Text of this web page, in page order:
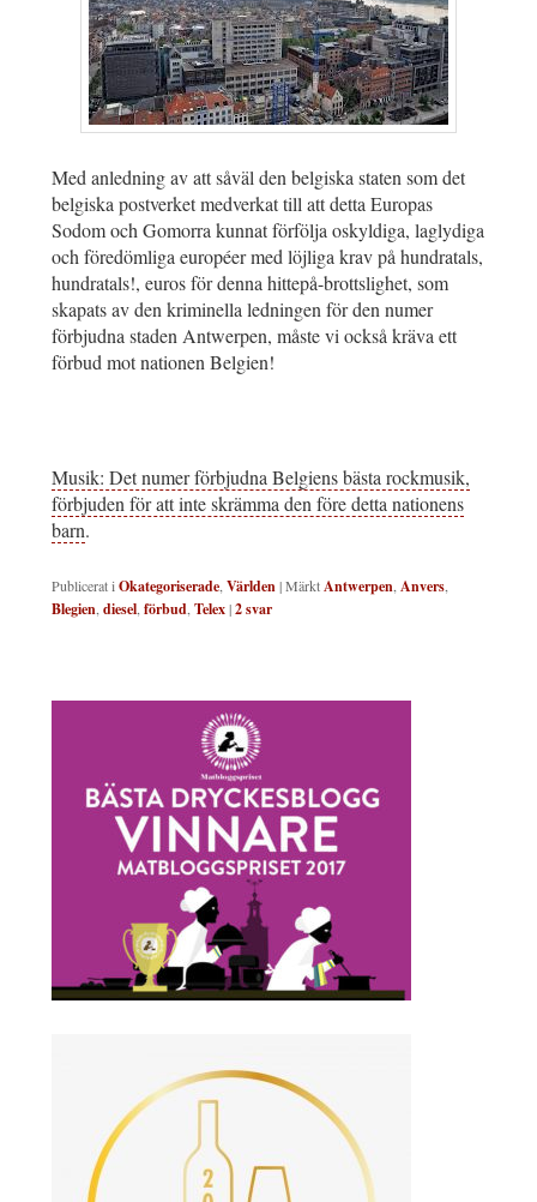
Med anledning av att såväl den belgiska staten som det
belgiska postverket medverkat till att detta Europas
Sodom och Gomorra kunnat förfölja oskyldiga, laglydiga
och föredömliga européer med löjliga krav på hundratals,
hundratals!, euros för denna hittepå-brottslighet, som
skapats av den kriminella ledningen för den numer
förbjudna staden Antwerpen, måste vi också kräva ett
förbud mot nationen Belgien!
Musik: Det numer förbjudna Belgiens bästa rockmusik,
förbjuden för att inte skrämma den före detta nationens
barn.
Publicerat i Okategoriserade Världen|MärktAntwerpen Anvers
Blegien diesel förbud Telex|2svar